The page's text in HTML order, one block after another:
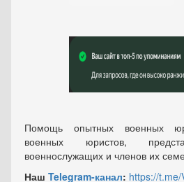
Помощь опытных военных
военных юристов,
военнослужащих и членов их
Наш Telegram-канал: https://